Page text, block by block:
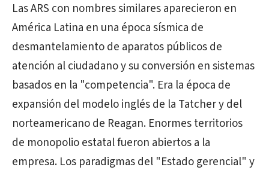
Las ARS con nombres similares aparecieron en
América Latina en una época sísmica de
desmantelamiento de aparatos públicos de
atención al ciudadano y su conversión en sistemas
basados en la "competencia". Era la época de
expansión del modelo inglés de la Tatcher y del
norteamericano de Reagan. Enormes territorios
de monopolio estatal fueron abiertos a la
empresa. Los paradigmas del "Estado gerencial" y